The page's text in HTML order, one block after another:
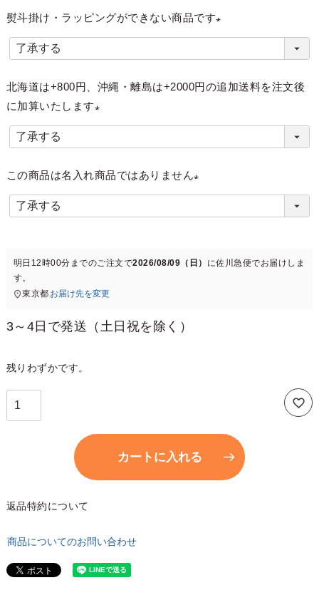
熨斗掛け・ラッピングができない商品です
必
須
北海道は+800円、沖縄・離島は+2000円の追加送料を注文後
に加算いたします
必
須
この商品は名入れ商品ではありません
必
)
明日 12時00分 までのご注文で2026/08/09（日） に佐川急便でお届けしま
す。
東京都 お届け先を変更
3～4日で発送（土日祝を除く）
残りわずかです。
カートに入れる
返品特約について
商品についてのお問い合わせ